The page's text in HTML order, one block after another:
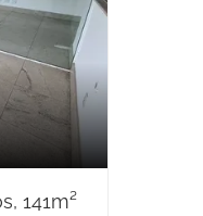
141m²